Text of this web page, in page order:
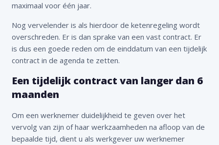
maximaal voor één jaar.
Nog vervelender is als hierdoor de ketenregeling wordt
overschreden. Er is dan sprake van een vast contract. Er
is dus een goede reden om de einddatum van een tijdelijk
contract in de agenda te zetten.
Een tijdelijk contract van langer dan 6
maanden
Om een werknemer duidelijkheid te geven over het
vervolg van zijn of haar werkzaamheden na afloop van de
bepaalde tijd, dient u als werkgever uw werknemer